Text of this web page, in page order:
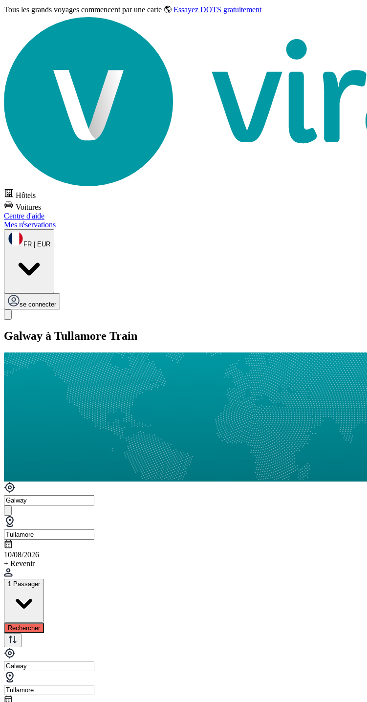
Tous les grands voyages commencent par une carte 🌎 Essayez DOTS gratuitement
Hôtels
Voitures
Centre d'aide
Mes réservations
FR | EUR
se connecter
Galway à Tullamore Train
10/08/2026
+ Revenir
1 Passager
Rechercher